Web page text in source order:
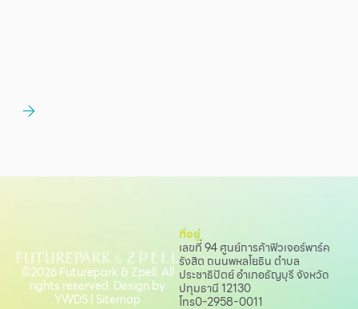
ที่อยู่
เลขที่ 94 ศูนย์การค้าฟิวเจอร์พาร์ค
รังสิต ถนนพหลโยธิน ตำบล
ประชาธิปัตย์ อำเภอธัญบุรี จังหวัด
ปทุมธานี 12130
โทร0-2958-0011
©2026 Futurepark & Zpell. All
rights reserved. Design by
YWDS| Sitemap